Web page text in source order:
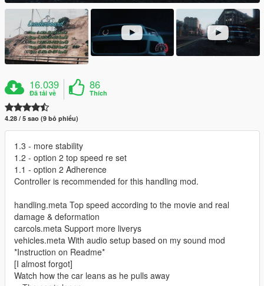
16.039
Đã tải về
86
Thích
4.28 / 5 sao (9 bỏ phiếu)
1.3 - more stability
1.2 - option 2 top speed re set
1.1 - option 2 Adherence
Controller is recommended for this handling mod.
handling.meta Top speed according to the movie and real
damage & deformation
carcols.meta Support more liverys
vehicles.meta With audio setup based on my sound mod
*Instruction on Readme*
[I almost forgot]
Watch how the car leans as he pulls away